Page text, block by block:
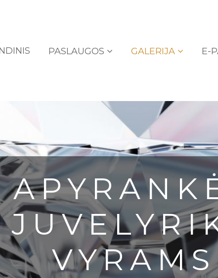
PASLAUGOS GALERIJA E-
VYRAMS